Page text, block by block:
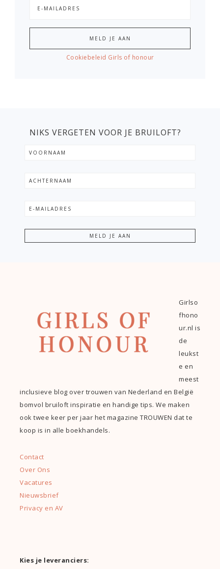
Cookiebeleid Girls of honour
NIKS VERGETEN VOOR JE BRUILOFT?
Girlso
fhono
ur.nl is
de
leukst
e en
meest
inclusieve blog over trouwen van Nederland en België
bomvol bruiloft inspiratie en handige tips. We maken
ook twee keer per jaar het magazine TROUWEN dat te
koop is in alle boekhandels.
Contact
Over Ons
Vacatures
Nieuwsbrief
Privacy en AV
Kies je leveranciers: